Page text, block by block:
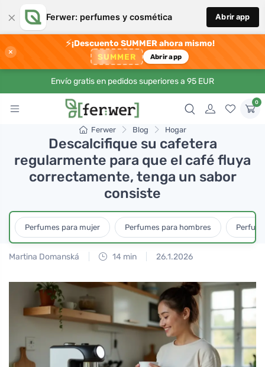
× Ferwer: perfumes y cosmética Abrir app
×
⚡¡Descuento SUMMER ahora mismo!
SUMMER Abrir app
Envío gratis en pedidos superiores a 95 EUR
0
Ferwer Blog Hogar
Descalcifique su cafetera
regularmente para que el café fluya
correctamente, tenga un sabor
consiste
Perfumes para mujer Perfumes para hombres
Martina Domanská 14 min 26.1.2026